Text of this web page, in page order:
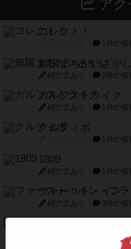
アク
コレクト！
1件の投
無限まちがいさがし
紹介文あり 2件の投
ガルフストライク
紹介文あり 1件の投
クルティボ
1件の投
1809
紹介文あり 1件の投
ファースト・イン
紹介文あり 3件の投
1件の投